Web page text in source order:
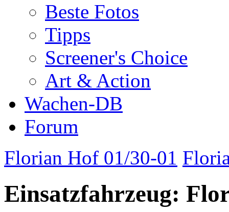
Beste Fotos
Tipps
Screener's Choice
Art & Action
Wachen-DB
Forum
Florian Hof 01/30-01
Einsatzfahrzeug: